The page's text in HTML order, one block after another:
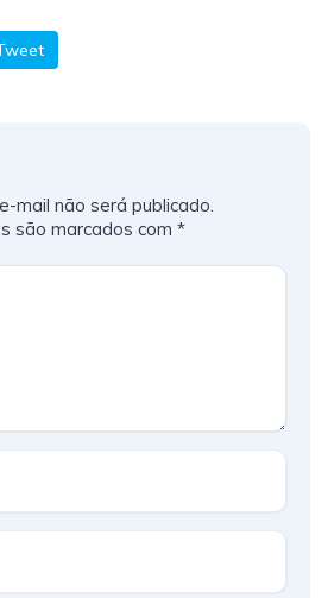
mail não será publicado.
são marcados com *